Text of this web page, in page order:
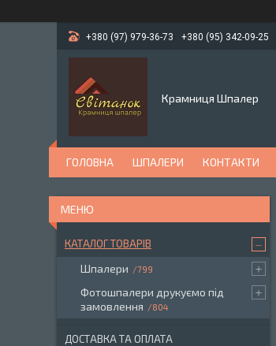
+380 (97) 979-36-73 +380 (95) 342-09-25
Крамниця Шпалер
ГОЛОВНА ШПАЛЕРИ КОНТАКТИ
КАТАЛОГ ТОВАРІВ
Шпалери 799
Фотошпалери друкуємо під
замовлення
804
ДОСТАВКА ТА ОПЛАТА